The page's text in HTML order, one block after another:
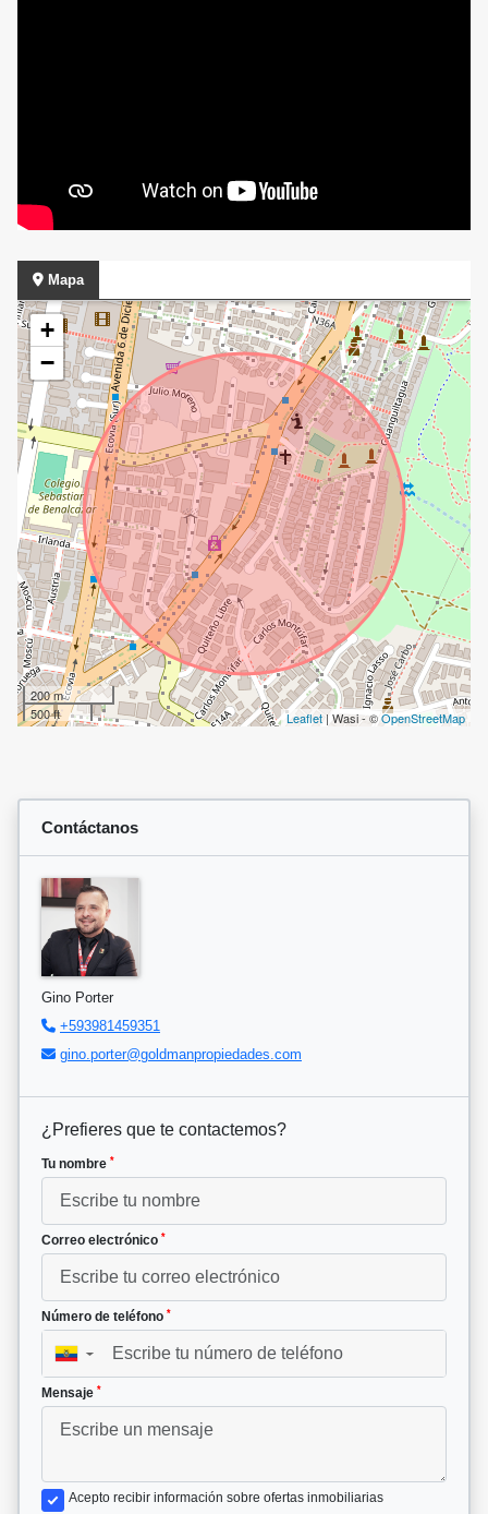
Mapa
+
−
200 m
500 ft
Leaflet| Wasi - ©OpenStreetMap
Contáctanos
Gino Porter
+593981459351
gino.porter@goldmanpropiedades.com
¿Prefieres que te contactemos?
Tu nombre *
Correo electrónico *
Número de teléfono *
▼
Mensaje *
Acepto recibir información sobre ofertas inmobiliarias